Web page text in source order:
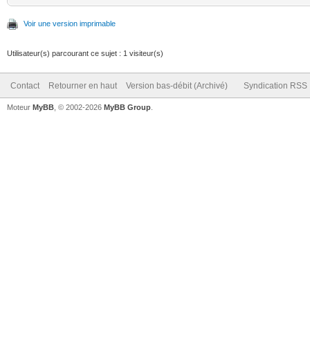
Voir une version imprimable
Utilisateur(s) parcourant ce sujet : 1 visiteur(s)
Contact Retourner en haut Version bas-débit (Archivé) Syndication RSS
Moteur MyBB , © 2002-2026 MyBB Group